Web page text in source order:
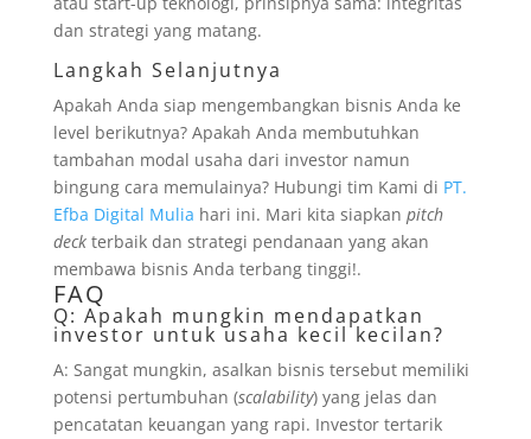
dan strategi yang matang.
Langkah Selanjutnya
Apakah Anda siap mengembangkan bisnis Anda ke
level berikutnya? Apakah Anda membutuhkan
tambahan modal usaha dari investor namun
bingung cara memulainya? Hubungi tim Kami di PT.
Efba Digital Mulia hari ini. Mari kita siapkan pitch
deckterbaik dan strategi pendanaan yang akan
membawa bisnis Anda terbang tinggi!.
FAQ
Q: Apakah mungkin mendapatkan
investor untuk usaha kecil kecilan?
A: Sangat mungkin, asalkan bisnis tersebut memiliki
potensi pertumbuhan (scalability) yang jelas dan
pencatatan keuangan yang rapi. Investor tertarik